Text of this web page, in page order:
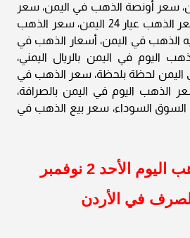
سعر أونصة الذهب في اليمن، سعر
الذهب عيار 21 اليمن، سعر الذهب عيار 24 اليمن، سعر الذهب
الجنيه الذهب في اليمن، أسعار الذهب في
اليوم في اليمن بالريال اليمني،
اليمن لحظة بلحظة، سعر الذهب في
الذهب اليوم في اليمن بالصرافة،
السوداء، سعر بيع الذهب في
الأحد 2 نوفمبر